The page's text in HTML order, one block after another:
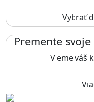
Vybrať
Premente
Vieme váš